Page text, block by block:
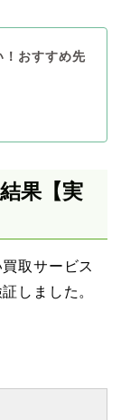
！おすすめ先
果【実
取サービス
しました。